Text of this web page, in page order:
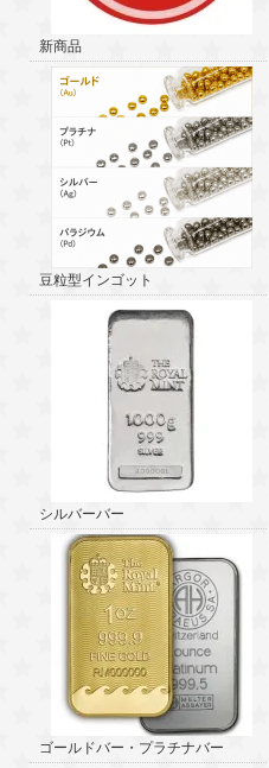
新商品
豆粒型インゴット
シルバーバー
ゴールドバー・プラチナバー